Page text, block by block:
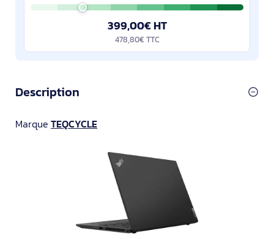
399,00€ HT
478,80€ TTC
Description
Marque TEQCYCLE